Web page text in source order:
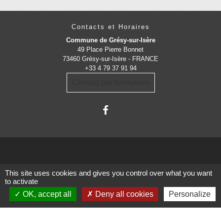
Contacts et Horaires
Commune de Grésy-sur-Isère
49 Place Pierre Bonnet
73460 Grésy-sur-Isère - FRANCE
+33 4 79 37 91 94
Administrations
partenaires
This site uses cookies and gives you control over what you want
to activate
OK, accept all
Deny all cookies Personalize